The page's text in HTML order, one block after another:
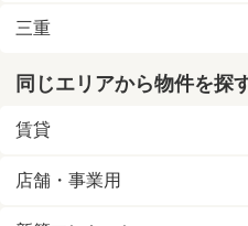
三重
同じエリアから物件を探
賃貸
店舗・事業用